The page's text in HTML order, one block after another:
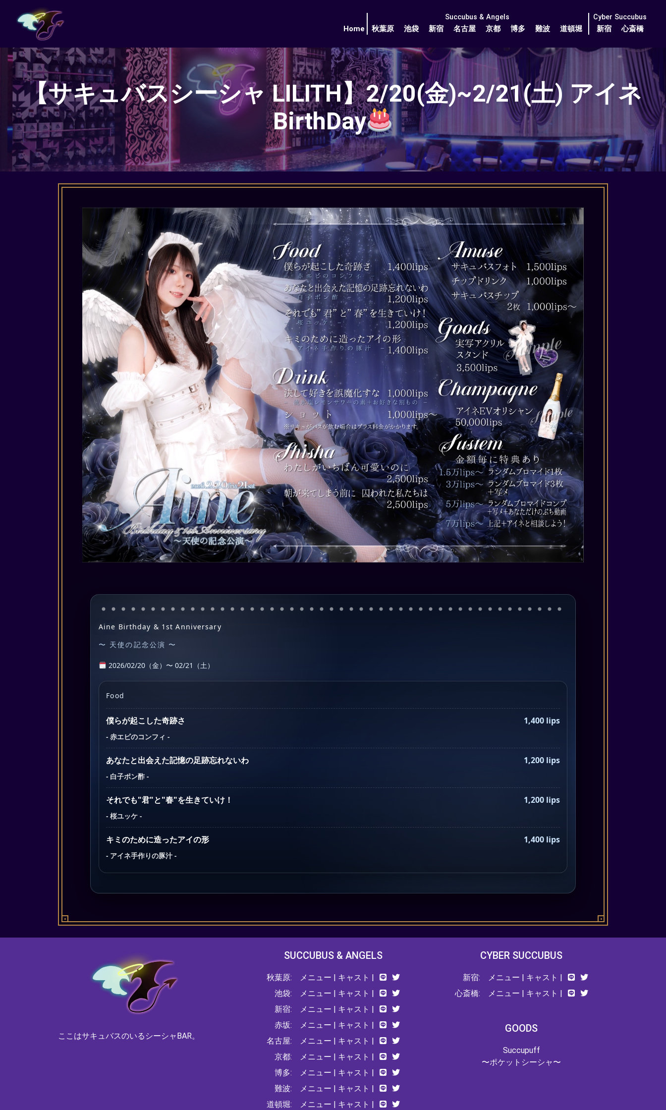
Home
Succubus & Angels
秋葉原 池袋 新宿 名古屋 京都 博多 難波 道頓堀
Cyber Succubus
新宿 心斎橋
【サキュバスシーシャ LILITH】2/20(金)~2/21(土) アイネ
BirthDay
Aine Birthday & 1st Anniversary
〜 天使の記念公演 〜
2026/02/20（金）〜 02/21（土）
Food
僕らが起こした奇跡さ
- 赤エビのコンフィ -
1,400 lips
あなたと出会えた記憶の足跡忘れないわ
- 白子ポン酢 -
1,200 lips
それでも"君"と"春"を生きていけ！
- 桜ユッケ -
1,200 lips
キミのために造ったアイの形
- アイネ手作りの豚汁 -
1,400 lips
ここはサキュバスのいるシーシャBAR。
SUCCUBUS & ANGELS
秋葉原:
池袋:
新宿:
赤坂:
名古屋:
京都:
博多:
難波:
道頓堀:
メニュー | キャスト |
メニュー | キャスト |
メニュー | キャスト |
メニュー | キャスト |
メニュー | キャスト |
メニュー | キャスト |
メニュー | キャスト |
メニュー | キャスト |
メニュー | キャスト |
CYBER SUCCUBUS
新宿:
心斎橋:
メニュー | キャスト |
メニュー | キャスト |
GOODS
Succupuff
〜ポケットシーシャ〜